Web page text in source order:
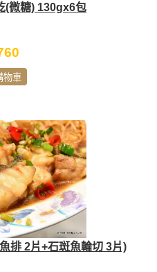
(微糖) 130gx6包
物車
排 2片+石斑魚輪切 3片)